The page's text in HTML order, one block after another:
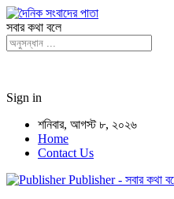
সবার কথা বলে
Sign in
শনিবার, আগস্ট ৮, ২০২৬
Home
Contact Us
Publisher - সবার কথা